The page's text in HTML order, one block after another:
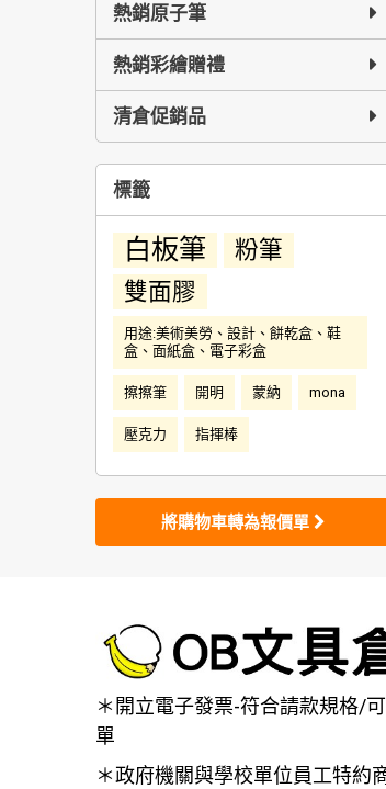
熱銷原子筆
熱銷彩繪贈禮
清倉促銷品
標籤
白板筆
粉筆
雙面膠
用途:美術美勞、設計、餅乾盒、鞋
盒、面紙盒、電子彩盒
擦擦筆 開明 蒙納 mona
壓克力 指揮棒
將購物車轉為報價單
＊開立電子發票-符合請款規格/
單
＊政府機關與學校單位員工特約